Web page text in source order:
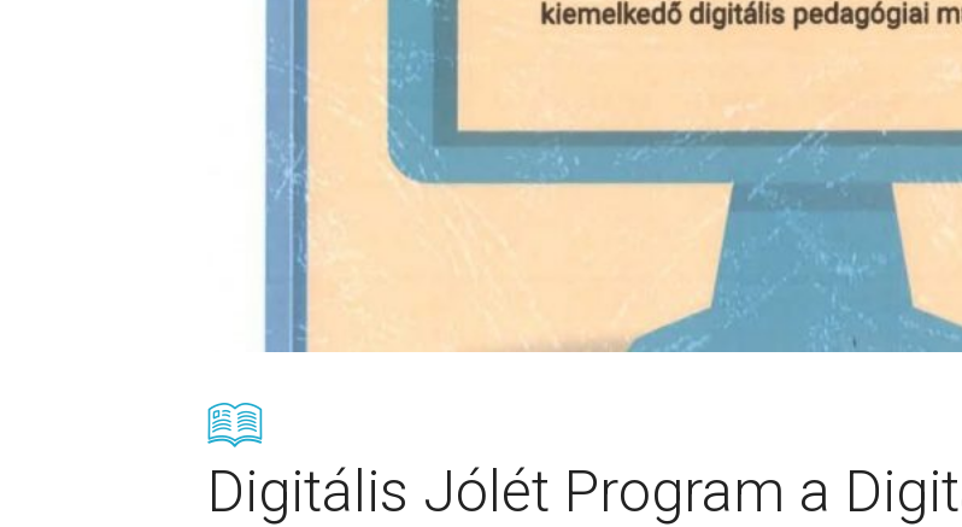
Digitális Jólét Program a